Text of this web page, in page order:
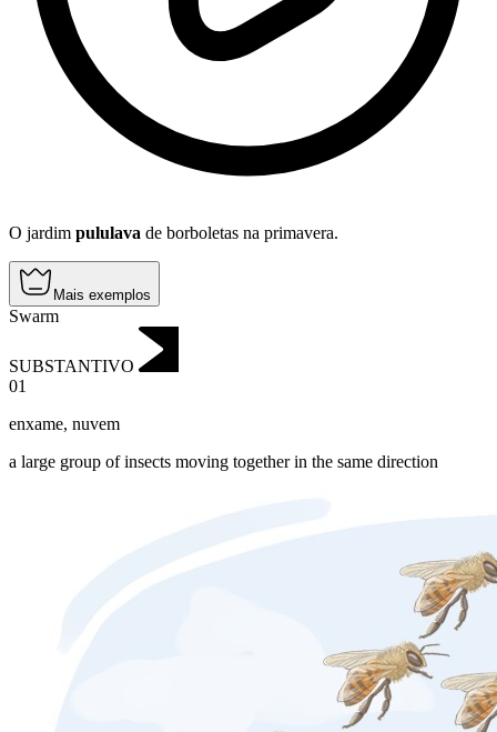
O jardim pululava de borboletas na primavera.
Mais exemplos
Swarm
SUBSTANTIVO
01
enxame, nuvem
a large group of insects moving together in the same direction